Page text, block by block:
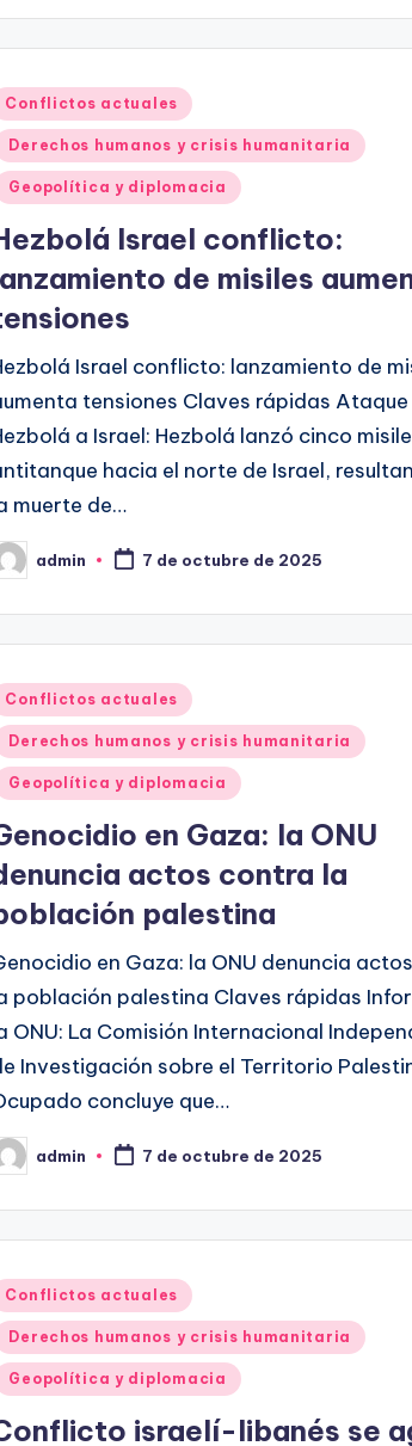
Conflictos actuales
Derechos humanos y crisis humanitaria
Geopolítica y diplomacia
Israel conflicto:
de misiles
Israel conflicto: lanzamiento de
tensiones Claves rápidas Ataque
a Israel: Hezbolá lanzó cinco
hacia el norte de Israel,
muerte de…
admin 7 de octubre de 2025
Conflictos actuales
Derechos humanos y crisis humanitaria
Geopolítica y diplomacia
en Gaza: la ONU
actos contra la
palestina
en Gaza: la ONU denuncia
población palestina Claves rápidas
ONU: La Comisión Internacional
Investigación sobre el Territorio
concluye que…
admin 7 de octubre de 2025
Conflictos actuales
Derechos humanos y crisis humanitaria
Geopolítica y diplomacia
israelí-libanés se